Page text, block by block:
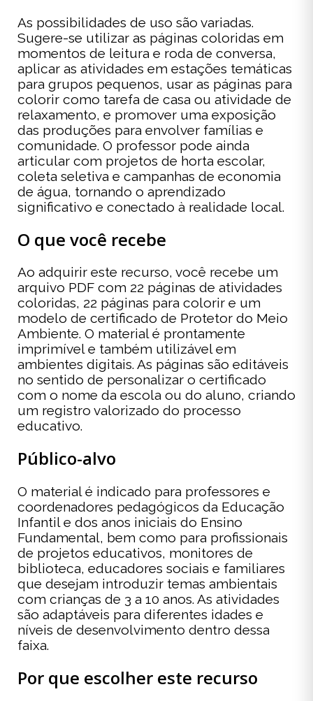
As possibilidades de uso são variadas.
Sugere-se utilizar as páginas coloridas em
momentos de leitura e roda de conversa,
aplicar as atividades em estações temáticas
para grupos pequenos, usar as páginas para
colorir como tarefa de casa ou atividade de
relaxamento, e promover uma exposição
das produções para envolver famílias e
comunidade. O professor pode ainda
articular com projetos de horta escolar,
coleta seletiva e campanhas de economia
de água, tornando o aprendizado
significativo e conectado à realidade local.
O que você recebe
Ao adquirir este recurso, você recebe um
arquivo PDF com 22 páginas de atividades
coloridas, 22 páginas para colorir e um
modelo de certificado de Protetor do Meio
Ambiente. O material é prontamente
imprimível e também utilizável em
ambientes digitais. As páginas são editáveis
no sentido de personalizar o certificado
com o nome da escola ou do aluno, criando
um registro valorizado do processo
educativo.
Público-alvo
O material é indicado para professores e
coordenadores pedagógicos da Educação
Infantil e dos anos iniciais do Ensino
Fundamental, bem como para profissionais
de projetos educativos, monitores de
biblioteca, educadores sociais e familiares
que desejam introduzir temas ambientais
com crianças de 3 a 10 anos. As atividades
são adaptáveis para diferentes idades e
níveis de desenvolvimento dentro dessa
faixa.
Por que escolher este recurso